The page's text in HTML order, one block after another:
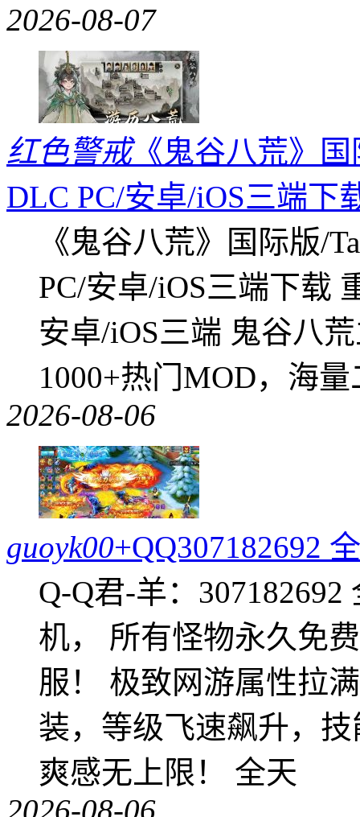
2026-08-07
红色警戒《鬼谷八荒》国
DLC PC/安卓/iOS三端下
《鬼谷八荒》国际版/
PC/安卓/iOS三端下载
安卓/iOS三端 鬼谷八
1000+热门MOD，海
2026-08-06
guoyk00+QQ307182692
Q-Q君-羊：
机， 所有怪物永久免
服！ 极致网游属性拉
装，等级飞速飙升，
爽感无上限！ 全天
2026-08-06